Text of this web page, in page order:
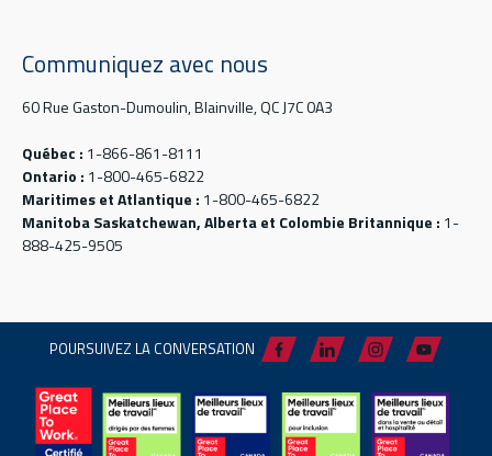
Communiquez avec nous
60 Rue Gaston-Dumoulin, Blainville, QC J7C 0A3
Québec : 1-866-861-8111
Ontario : 1-800-465-6822
Maritimes et Atlantique : 1-800-465-6822
Manitoba Saskatchewan, Alberta et Colombie Britannique : 1-
888-425-9505
POURSUIVEZ LA CONVERSATION